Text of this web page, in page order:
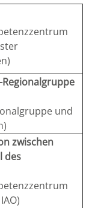
und
zwischen
des